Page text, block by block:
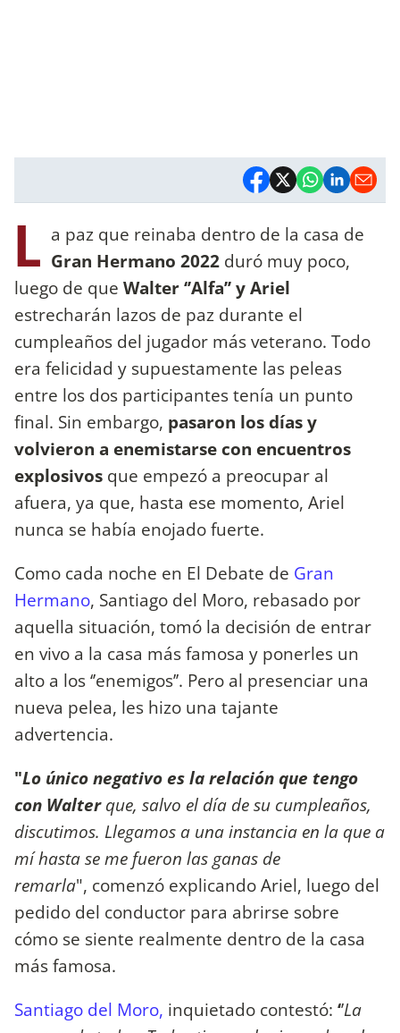
L a paz que reinaba dentro de la casa de
Gran Hermano 2022 duró muy poco,
luego de que Walter ‘’Alfa’’ y Ariel
estrecharán lazos de paz durante el
cumpleaños del jugador más veterano. Todo
era felicidad y supuestamente las peleas
entre los dos participantes tenía un punto
final. Sin embargo, pasaron los días y
volvieron a enemistarse con encuentros
explosivos que empezó a preocupar al
afuera, ya que, hasta ese momento, Ariel
nunca se había enojado fuerte.
Como cada noche en El Debate de Gran
Hermano, Santiago del Moro, rebasado por
aquella situación, tomó la decisión de entrar
en vivo a la casa más famosa y ponerles un
alto a los ‘’enemigos’’. Pero al presenciar una
nueva pelea, les hizo una tajante
advertencia.
"Lo único negativo es la relación que tengo
con Walterque, salvo el día de su cumpleaños,
discutimos. Llegamos a una instancia en la que a
mí hasta se me fueron las ganas de
remarla", comenzó explicando Ariel, luego del
pedido del conductor para abrirse sobre
cómo se siente realmente dentro de la casa
más famosa.
Santiago del Moro, inquietado contestó: ‘’La